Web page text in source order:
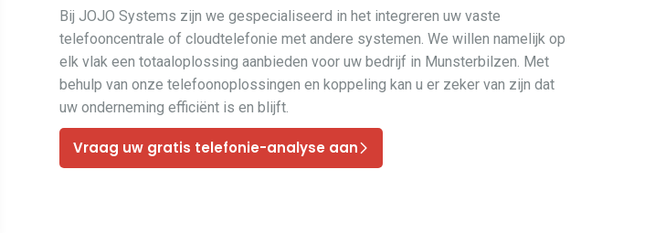
Bij JOJO Systems zijn we gespecialiseerd in het integreren uw vaste
telefooncentrale of cloudtelefonie met andere systemen. We willen namelijk op
elk vlak een totaaloplossing aanbieden voor uw bedrijf in Munsterbilzen. Met
behulp van onze telefoonoplossingen en koppeling kan u er zeker van zijn dat
uw onderneming efficiënt is en blijft.
Vraag uw gratis telefonie-analyse aan